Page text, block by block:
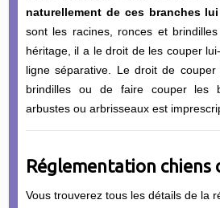
naturellement de ces branches
sont les racines, ronces et
héritage, il a le droit de les couper
ligne séparative. Le droit de
brindilles ou de faire couper les
arbustes ou arbrisseaux est
Réglementation chiens
Vous trouverez tous les détails de la